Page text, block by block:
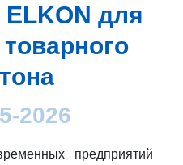
для
2026
предприятий